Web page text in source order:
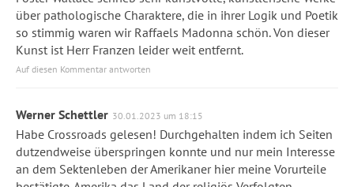
über pathologische Charaktere, die in ihrer Logik und Poetik
so stimmig waren wir Raffaels Madonna schön. Von dieser
Kunst ist Herr Franzen leider weit entfernt.
Auf diesen Kommentar antworten
Werner Schettler 30.01.2023 um 18:15
Habe Crossroads gelesen! Durchgehalten indem ich Seiten
dutzendweise überspringen konnte und nur mein Interesse
an dem Sektenleben der Amerikaner hier meine Vorurteile